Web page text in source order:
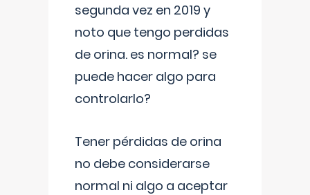
segunda vez en 2019 y
noto que tengo perdidas
de orina. es normal? se
puede hacer algo para
controlarlo?
Tener pérdidas de orina
no debe considerarse
normal ni algo a aceptar